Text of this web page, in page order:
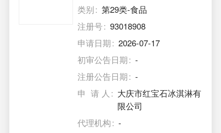
类别
第29类-食品
注册号
93018908
申请日期
2026-07-17
初审公告日期
-
注册公告日期
-
申 请 人
大庆市红宝石冰淇淋有
限公司
代理机构
-